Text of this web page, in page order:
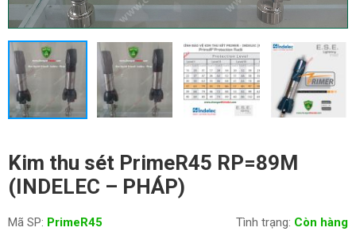
Kim thu sét PrimeR45 RP=89M
(INDELEC – PHÁP)
Mã SP: PrimeR45 Tình trạng: Còn hàng